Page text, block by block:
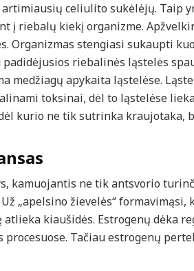
artimiausių celiulito sukėlėjų. Taip
į riebalų kiekį organizme.
Organizmas stengiasi sukaupti
riebalinės ląstelės
medžiagų apykaita ląstelėse.
toksinai, dėl to ląstelėse
kurio ne tik sutrinka kraujotaka,
kamuojantis ne tik antsvorio
„apelsino žievelės“
atlieka kiaušidės. Estrogenų dėka
procesuose. Tačiau estrogenų